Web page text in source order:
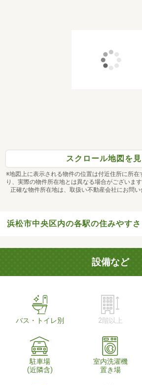
スクロール地図を
※地図上に表示される物件の位置は付近住所に所在
り、実際の物件所在地とは異なる場合がございます
正確な物件所在地は、取扱い不動産会社にお問い
浜松市中央区内の各駅の住みやすさ
設備など
バス・トイレ別 2階以上
駐車場
(近隣含)
室内洗濯機
置き場